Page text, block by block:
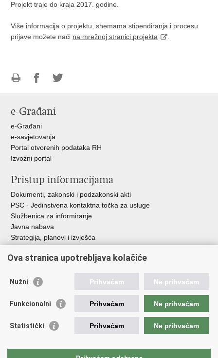
Projekt traje do kraja 2017. godine.
Više informacija o projektu, shemama stipendiranja i procesu
prijave možete naći na mrežnoj stranici projekta
FacebookuTwitteru
e-Građani
e-Građani
e-savjetovanja
Portal otvorenih podataka RH
Izvozni portal
Pristup informacijama
Dokumenti, zakonski i podzakonski akti
PSC - Jedinstvena kontaktna točka za usluge
Službenica za informiranje
Javna nabava
Strategija, planovi i izvješća
Korisne poveznice
Vlada RH
ASOO
CARNET
Ova stranica upotrebljava kolačiće
Nužni Prihvaćam Ne prihvaćam
Funkcionalni Prihvaćam Ne prihvaćam
Statistički Prihvaćam Ne prihvaćam